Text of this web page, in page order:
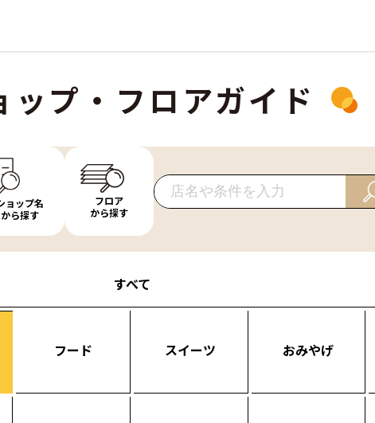
ップ・フロアガイド
ョップ名
から探す
フロア
から探す
すべて
フード スイーツ おみやげ